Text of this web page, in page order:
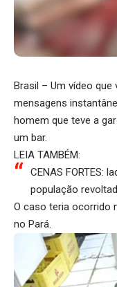
Brasil – Um vídeo
mensagens
homem que teve a
um bar.
LEIA TAMBÉM:
CENAS FORTES:
população
O caso teria ocorrido
no Pará.